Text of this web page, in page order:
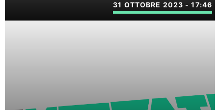
31 OTTOBRE 2023 - 17:46